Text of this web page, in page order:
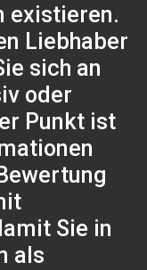
existieren.
Liebhaber
sich an
oder
Punkt ist
Sie in
als